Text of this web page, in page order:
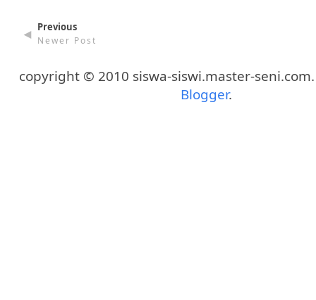
◄ Previous
Newer Post
copyright © 2010 siswa-siswi.master-
Blogger.